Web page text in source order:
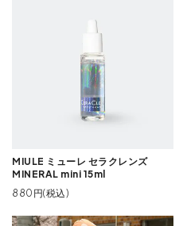
MIULE ミューレ セラクレンズ
MINERAL mini 15ml
880円(税込)